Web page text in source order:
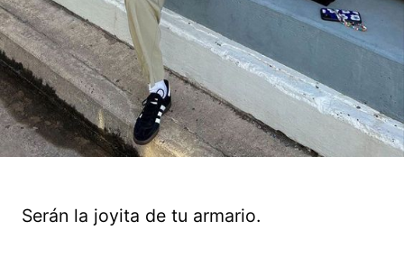
Serán la joyita de tu armario.